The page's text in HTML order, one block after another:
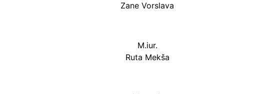
Zane Vorslava
M.iur.
Ruta Mekša